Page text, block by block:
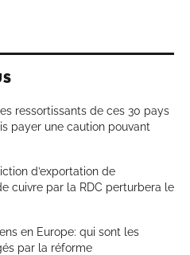
ressortissants de ces 30 pays
payer une caution pouvant
d’exportation de
cuivre par la RDC perturbera le
en Europe: qui sont les
par la réforme